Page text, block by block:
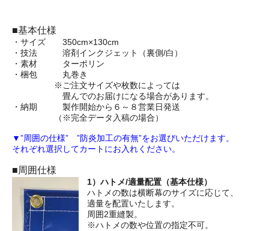
■基本仕様
・サイズ 350cm×130cm
・技法 溶剤インクジェット（裏側/白）
・素材 ターポリン
・梱包 丸巻き
※ご注文サイズや枚数によっては
畳んでのお届けになる場合があります。
・納期 製作開始から６～８営業日発送
（※完全データ入稿の場合）
▼”周囲の仕様” ”防炎加工の有無”をお選びいただけます。
それぞれ選択してカートにお入れください。
■周囲仕様
1）ハトメ/適量配置（基本仕様）
ハトメの数は横断幕のサイズに応じて、
適量を配置いたします。
周囲2重縫製。
※ハトメの数や位置の指定不可。